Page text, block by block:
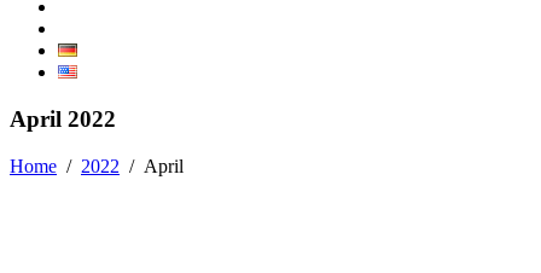
April 2022
Home / 2022 / April